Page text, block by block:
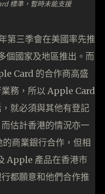
標準，暫時未能支援
第三季會在美國率先推
個國家及地區推出。而
Card 的合作商高盛
務，所以 Apple Card
就必須與其他有登記
估計香港的情況亦一
商業銀行合作，但相
Apple 產品在香港市
都願意和他們合作推